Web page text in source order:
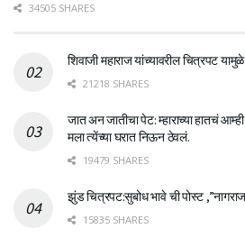
34505 SHARES
शिवाजी महाराज यांच्यावरील चित्रपट
21218 SHARES
जात अन जातीचा पेट: म्हाराच्या हातचं
मला त्येंच्या घरात निऊन ठेवलं.
19479 SHARES
झुंड चित्रपट:सुबोध भावे ची पोस्ट
15835 SHARES